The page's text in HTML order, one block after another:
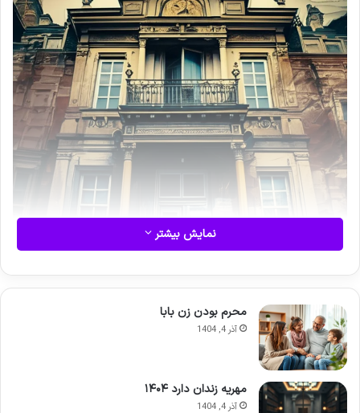
فروش ملک ورثه ای بدون
نمایش بیشتر
محرم بودن زن بابا
آذر 4, 1404
مهریه زندان دارد ۱۴۰۴
آذر 4, 1404